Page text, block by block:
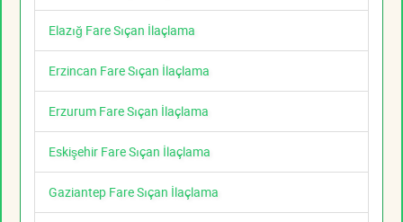
Elazığ Fare Sıçan İlaçlama
Erzincan Fare Sıçan İlaçlama
Erzurum Fare Sıçan İlaçlama
Eskişehir Fare Sıçan İlaçlama
Gaziantep Fare Sıçan İlaçlama